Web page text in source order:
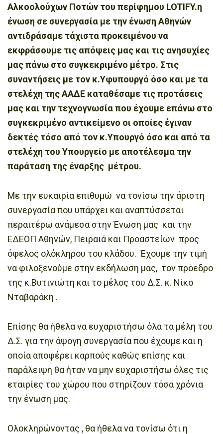
Αλκοολούχων Ποτών του περίφημου LOTIFY.η
ένωση σε συνεργασία με την ένωση Αθηνών
αντιδράσαμε τάχιστα προκειμένου να
εκφράσουμε τις απόψεις μας και τις ανησυχίες
μας πάνω στο συγκεκριμένο μέτρο. Στις
συναντήσεις με τον κ.Υφυπουργό όσο και με τα
στελέχη της ΑΑΔΕ καταθέσαμε τις προτάσεις
μας και την τεχνογνωσία που έχουμε επάνω στο
συγκεκριμένο αντικείμενο οι οποίες έγιναν
δεκτές τόσο από τον κ.Υπουργό όσο και από τα
στελέχη του Υπουργείο με αποτέλεσμα την
παράταση της έναρξης μέτρου.
Με την ευκαιρία επιθυμώ να τονίσω την άριστη
συνεργασία που υπάρχει και αναπτύσσεται
περαιτέρω ανάμεσα στην Ένωση μας και την
ΕΔΕΟΠ Αθηνών, Πειραιά και Προαστείων προς
όφελος ολόκληρου του κλάδου. Έχουμε την τιμή
να φιλοξενούμε στην εκδήλωση μας, τον πρόεδρο
της κ.Βυτινιώτη και το μέλος του Δ.Σ. κ. Νίκο
Νταβαράκη .
Επίσης θα ήθελα να ευχαριστήσω όλα τα μέλη του
Δ.Σ. για την άψογη συνεργασία που έχουμε και η
οποία αποφέρει καρπούς καθώς επίσης και
παράλειψη θα ήταν να μην ευχαριστήσω όλες τις
εταιρίες του χώρου που στηρίζουν τόσα χρόνια
την ένωση μας.
Ολοκληρώνοντας , θα ήθελα να τονίσω ότι η